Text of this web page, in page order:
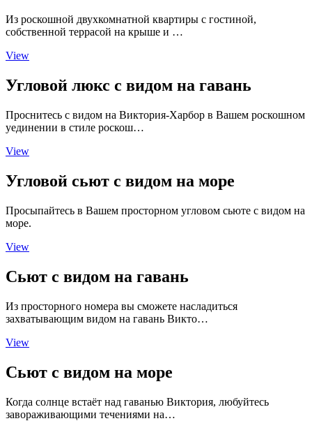
Из роскошной двухкомнатной квартиры с гостиной,
собственной террасой на крыше и …
View
Угловой люкс с видом на гавань
Проснитесь с видом на Виктория-Харбор в Вашем роскошном
уединении в стиле роскош…
View
Угловой сьют с видом на море
Просыпайтесь в Вашем просторном угловом сьюте с видом на
море.
View
Сьют с видом на гавань
Из просторного номера вы сможете насладиться
захватывающим видом на гавань Викто…
View
Сьют с видом на море
Когда солнце встаёт над гаванью Виктория, любуйтесь
завораживающими течениями на…